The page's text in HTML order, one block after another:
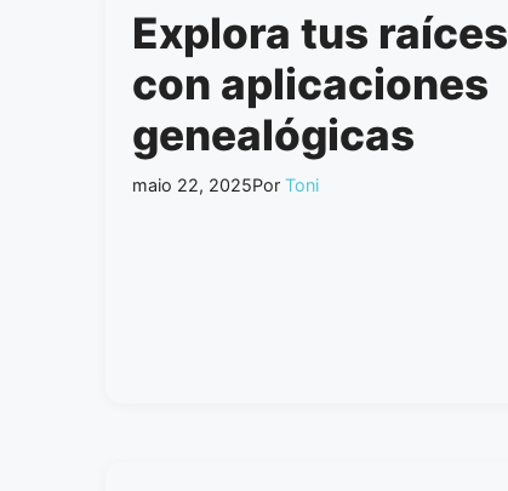
Explora tus raíces
con aplicaciones
genealógicas
maio 22, 2025Por Toni